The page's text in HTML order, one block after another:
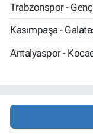
Trabzonspor -
Kasımpaşa -
Antalyaspor -